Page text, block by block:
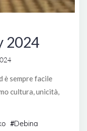
2024
è sempre facile
cultura, unicità,
#Debina